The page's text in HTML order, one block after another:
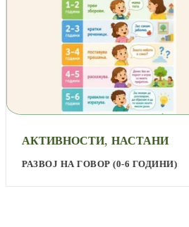
АКТИВНОСТИ,НАСТАНИ
РАЗВОЈ НА ГОВОР (0-6 ГОДИНИ)